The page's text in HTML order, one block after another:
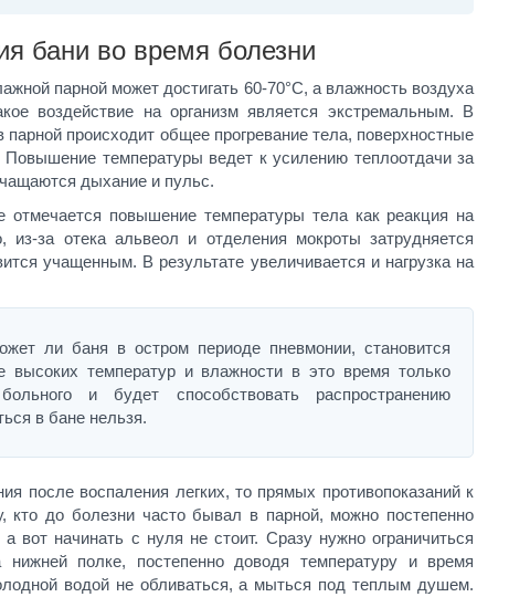
бани во время болезни
парной может достигать 60-70°С, а влажность воздуха
воздействие на организм является экстремальным. В
происходит общее прогревание тела, поверхностные
температуры ведет к усилению теплоотдачи за
дыхание и пульс.
отмечается повышение температуры тела как реакция на
из-за отека альвеол и отделения мокроты затрудняется
учащенным. В результате увеличивается и нагрузка на
ли баня в остром периоде пневмонии, становится
высоких температур и влажности в это время только
и будет способствовать распространению
в бане нельзя.
после воспаления легких, то прямых противопоказаний к
до болезни часто бывал в парной, можно постепенно
вот начинать с нуля не стоит. Сразу нужно ограничиться
нижней полке, постепенно доводя температуру и время
водой не обливаться, а мыться под теплым душем.